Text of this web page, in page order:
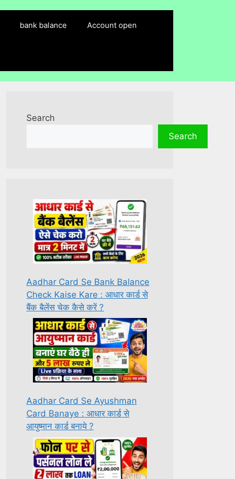
bank balance Account open
Search
Search
Aadhar Card Se Bank Balance
Check Kaise Kare : आधार कार्ड से
बैंक बैलेंस चेक कैसे करें ?
Aadhar Card Se Ayushman
Card Banaye : आधार कार्ड से
आयुष्मान कार्ड बनाये ?